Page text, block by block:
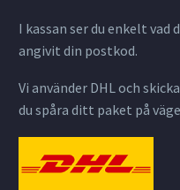
I kassan ser du enkelt
angivit din postkod.
Vi använder DHL och
du spåra ditt paket på